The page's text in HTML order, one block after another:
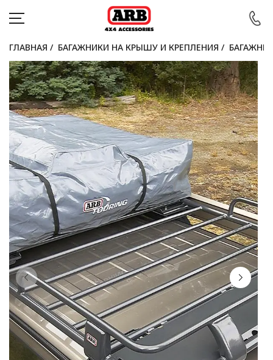
КАТАЛОГ
АВТОМОБИЛИ
АКЦИИ
БЛОГ
ПОКУПАТЕЛЯМ
КОНТАКТЫ
Войти
Выбор языка
Выбор валюты
ГЛАВНАЯ / БАГАЖНИКИ НА КРЫШУ И КРЕПЛЕНИЯ /